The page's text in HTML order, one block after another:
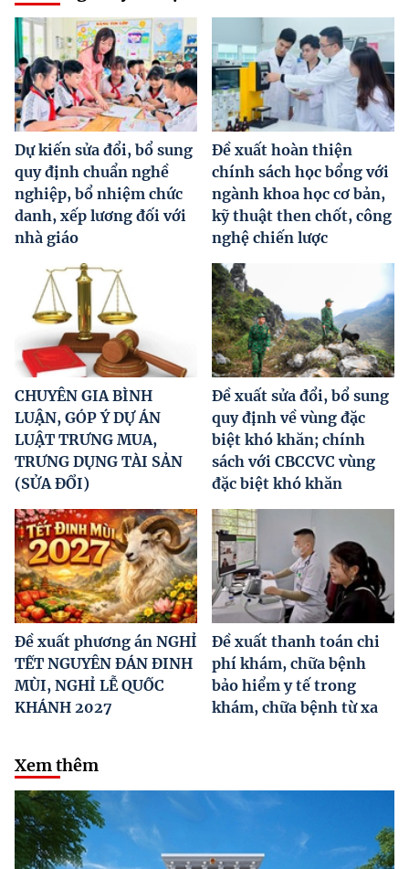
Dự kiến sửa đổi, bổ sung
quy định chuẩn nghề
nghiệp, bổ nhiệm chức
danh, xếp lương đối với
nhà giáo
Đề xuất hoàn thiện
chính sách học bổng với
ngành khoa học cơ bản,
kỹ thuật then chốt, công
nghệ chiến lược
CHUYÊN GIA BÌNH
LUẬN, GÓP Ý DỰ ÁN
LUẬT TRƯNG MUA,
TRƯNG DỤNG TÀI SẢN
(SỬA ĐỔI)
Đề xuất sửa đổi, bổ sung
quy định về vùng đặc
biệt khó khăn; chính
sách với CBCCVC vùng
đặc biệt khó khăn
Đề xuất phương án NGHỈ
TẾT NGUYÊN ĐÁN ĐINH
MÙI, NGHỈ LỄ QUỐC
KHÁNH 2027
Đề xuất thanh toán chi
phí khám, chữa bệnh
bảo hiểm y tế trong
khám, chữa bệnh từ xa
Xem thêm